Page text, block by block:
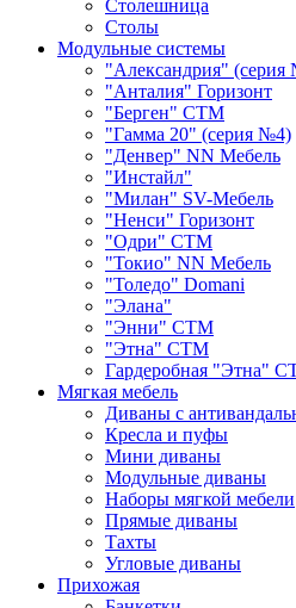
Столешница
Столы
Модульные системы
"Александрия" (серия
"Анталия" Горизонт
"Берген" СТМ
"Гамма 20" (серия №4)
"Денвер" NN Мебель
"Инстайл"
"Милан" SV-Мебель
"Ненси" Горизонт
"Одри" СТМ
"Токио" NN Мебель
"Толедо" Domani
"Элана"
"Энни" СТМ
"Этна" СТМ
Гардеробная "Этна"
Мягкая мебель
Диваны с
Кресла и пуфы
Мини диваны
Модульные диваны
Наборы мягкой мебели
Прямые диваны
Тахты
Угловые диваны
Прихожая